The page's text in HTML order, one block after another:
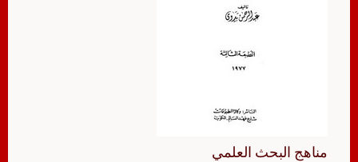
مناهج البحث العلمي